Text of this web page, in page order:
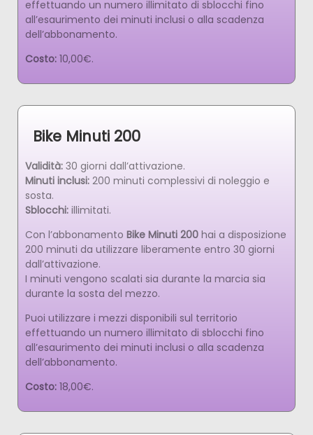
effettuando un numero illimitato di sblocchi fino
all’esaurimento dei minuti inclusi o alla scadenza
dell’abbonamento.
Costo: 10,00€.
Bike Minuti 200
Validità: 30 giorni dall’attivazione.
Minuti inclusi: 200 minuti complessivi di noleggio e
sosta.
Sblocchi: illimitati.
Con l’abbonamento Bike Minuti 200 hai a disposizione
200 minuti da utilizzare liberamente entro 30 giorni
dall’attivazione.
I minuti vengono scalati sia durante la marcia sia
durante la sosta del mezzo.
Puoi utilizzare i mezzi disponibili sul territorio
effettuando un numero illimitato di sblocchi fino
all’esaurimento dei minuti inclusi o alla scadenza
dell’abbonamento.
Costo: 18,00€.